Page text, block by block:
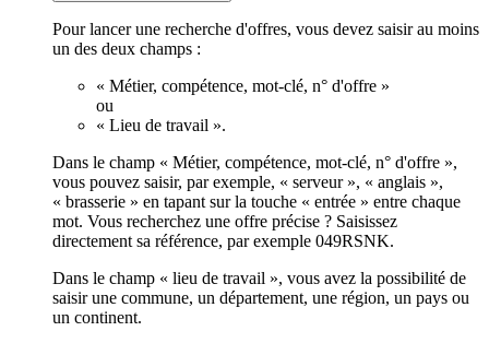
Pour lancer une recherche d'offres, vous devez saisir au moins
un des deux champs :
« Métier, compétence, mot-clé, n° d'offre »
ou
« Lieu de travail ».
Dans le champ « Métier, compétence, mot-clé, n° d'offre »,
vous pouvez saisir, par exemple, « serveur », « anglais »,
« brasserie » en tapant sur la touche « entrée » entre chaque
mot. Vous recherchez une offre précise ? Saisissez
directement sa référence, par exemple 049RSNK.
Dans le champ « lieu de travail », vous avez la possibilité de
saisir une commune, un département, une région, un pays ou
un continent.